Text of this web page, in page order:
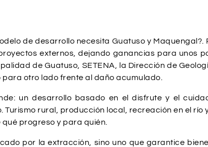
de desarrollo necesita Guatuso y Maquengal?.
externos, dejando ganancias para unos
de Guatuso, SETENA, la Dirección de
otro lado frente al daño acumulado.
un desarrollo basado en el disfrute y el
rural, producción local, recreación en el
progreso y para quién.
por la extracción, sino uno que garantice